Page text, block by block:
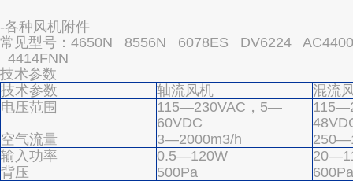
-各种风机附件
常见型号：4650N 8556N 6078ES DV6224
4414FNN
技术参数
技术参数
轴流风机
混流
电压范围
115—230VAC，5—
60VDC
空气流量
3—2000m3/h
输入功率
0.5—120W
背压
500Pa 600Pa